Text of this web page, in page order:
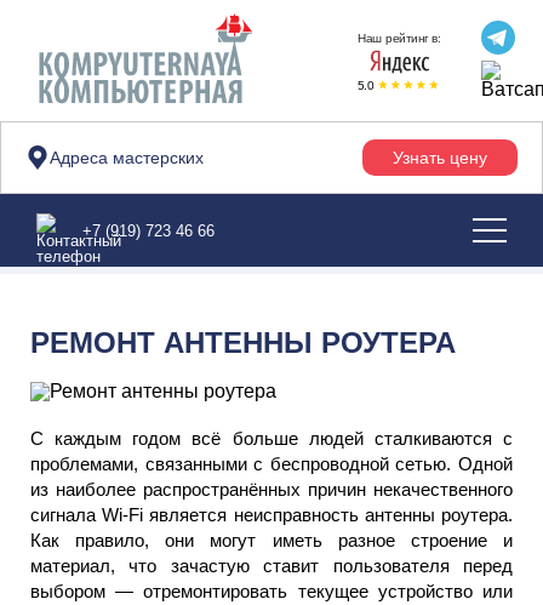
Наш рейтинг в:
5.0
Адреса мастерских Узнать цену
+7 (919) 723 46 66
Главная >Статьи >Роутеры Ремонт антенны роутера
РЕМОНТ АНТЕННЫ РОУТЕРА
С каждым годом всё больше людей сталкиваются с
проблемами, связанными с беспроводной сетью. Одной
из наиболее распространённых причин некачественного
сигнала Wi-Fi является неисправность антенны роутера.
Как правило, они могут иметь разное строение и
материал, что зачастую ставит пользователя перед
выбором — отремонтировать текущее устройство или